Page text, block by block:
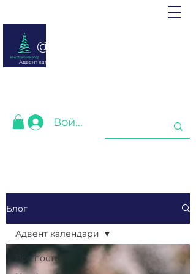
@ adventcalendar.shop
Адвент календарь - это календарь ожидания Рождества или
Войти
Блог
Все посты
Адвент календари